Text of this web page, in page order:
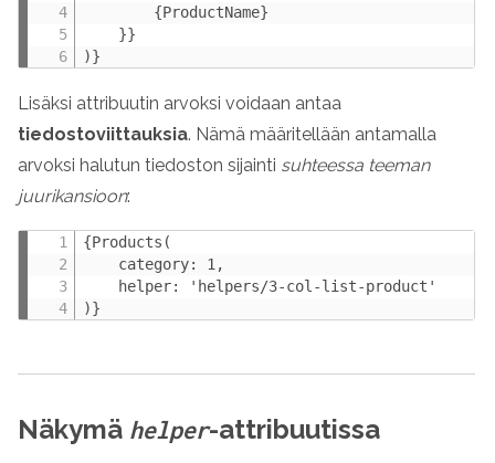
        {ProductName}
    }}
)}
Lisäksi attribuutin arvoksi voidaan antaa
tiedostoviittauksia. Nämä määritellään antamalla
arvoksi halutun tiedoston sijainti suhteessa teeman
juurikansioon:
{Products(
    category: 1,
    helper: 'helpers/3-col-list-product'
)}
Näkymä helper-attribuutissa